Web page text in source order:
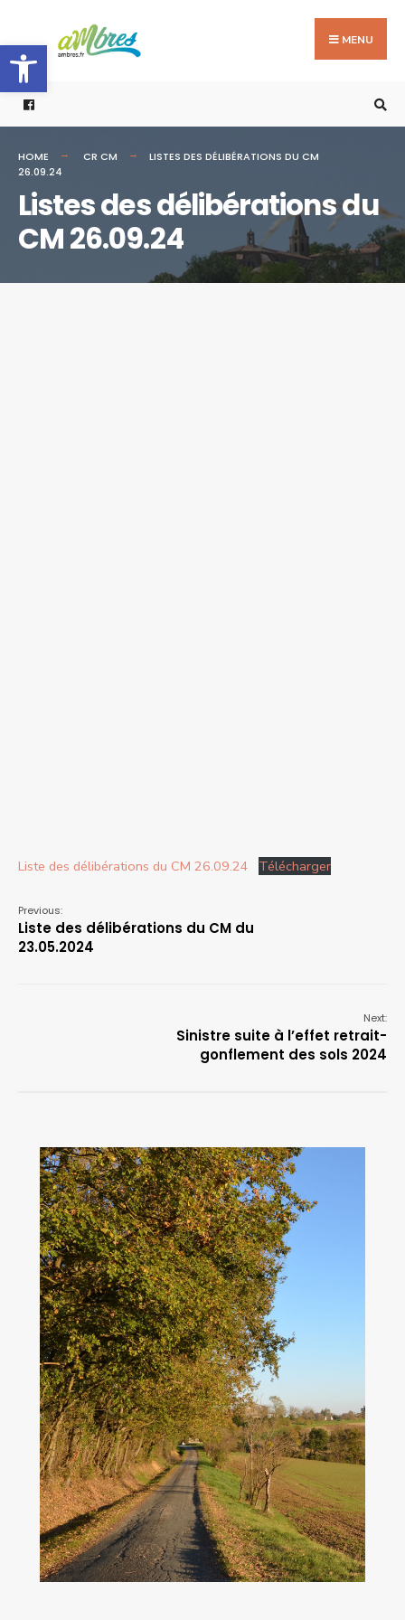
Ouvrir la barre d’outils
to
content
MENU
HOME CR CM
LISTES DES DÉLIBÉRATIONS DU CM
26.09.24
Listes des délibérations du
CM 26.09.24
Liste des délibérations du CM 26.09.24 Télécharger
Previous:
Liste des délibérations du CM du
23.05.2024
Next:
Sinistre suite à l’effet retrait-
gonflement des sols 2024
for: